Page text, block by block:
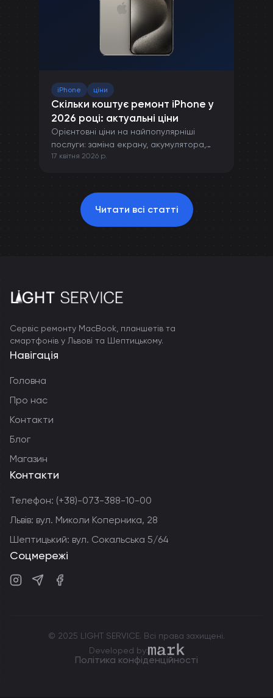
iPhone ціни
Скільки коштує ремонт iPhone у
2026 році: актуальні ціни
Орієнтовні ціни на найпопулярніші
послуги: заміна екрану, акумулятора,
камери та інших компонентів iPhone.
17 квітня 2026 р.
Читати всі статті
Сервіс ремонту MacBook, планшетів та
смартфонів у Львові та Шептицькому.
Навігація
Головна
Про нас
Контакти
Блог
Магазин
Контакти
Телефон: (+38)-073-388-10-00
Львів: вул. Миколи Коперника, 28
Шептицький: вул. Сокальська 5/64
Соцмережі
© 2025 LIGHT SERVICE. Всі права захищені.
Developed by:markdev.agency
Політика конфіденційності